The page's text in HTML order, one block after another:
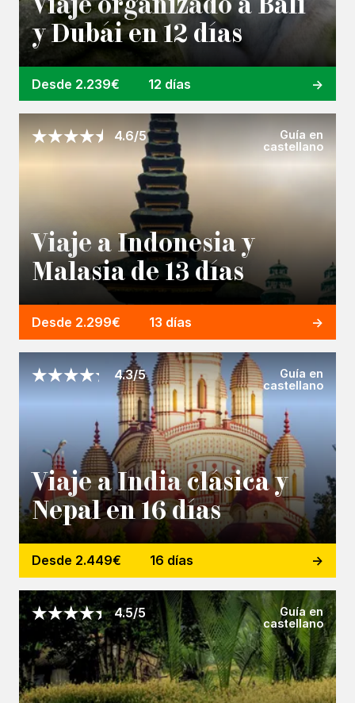
y Dubái en 12 días
Desde 2.239€ 12 días
4.6/5
Guía en
castellano
Viaje a Indonesia y
Malasia de 13 días
Desde 2.299€ 13 días
4.3/5
Guía en
castellano
Viaje a India clásica y
Nepal en 16 días
Desde 2.449€ 16 días
4.5/5
Guía en
castellano